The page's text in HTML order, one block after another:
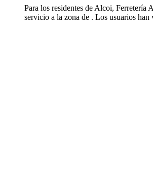
Para los residentes de Alcoi, Ferretería
servicio a la zona de . Los usuarios